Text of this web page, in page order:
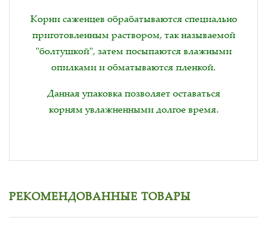
Корни саженцев обрабатываются специально
приготовленным раствором, так называемой
"болтушкой", затем посыпаются влажными
опилками и обматываются пленкой.
Данная упаковка позволяет оставаться
корням увлажненными долгое время.
РЕКОМЕНДОВАННЫЕ ТОВАРЫ